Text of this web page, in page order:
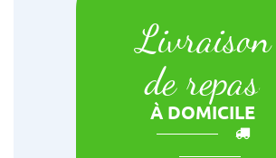
Livraison
de repas
À DOMICILE